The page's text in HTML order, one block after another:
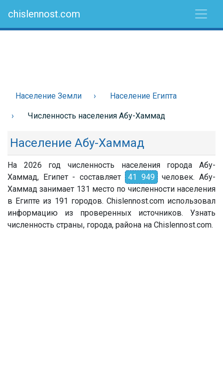
chislennost.com
Население Земли Население Египта
Численность населения Абу-Хаммад
Население Абу-Хаммад
На 2026 год численность населения города Абу-
Хаммад, Египет - составляет 41 949 человек. Абу-
Хаммад занимает 131 место по численности населения
в Египте из 191 городов. Chislennost.com использовал
информацию из проверенных источников. Узнать
численность страны, города, района на Chislennost.com.